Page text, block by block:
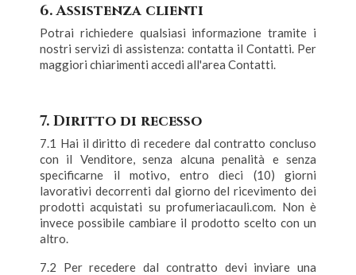
6. Assistenza clienti
Potrai richiedere qualsiasi informazione tramite i
nostri servizi di assistenza: contatta il Contatti. Per
maggiori chiarimenti accedi all'area Contatti.
7. Diritto di recesso
7.1 Hai il diritto di recedere dal contratto concluso
con il Venditore, senza alcuna penalità e senza
specificarne il motivo, entro dieci (10) giorni
lavorativi decorrenti dal giorno del ricevimento dei
prodotti acquistati su profumeriacauli.com. Non è
invece possibile cambiare il prodotto scelto con un
altro.
7.2 Per recedere dal contratto devi inviare una